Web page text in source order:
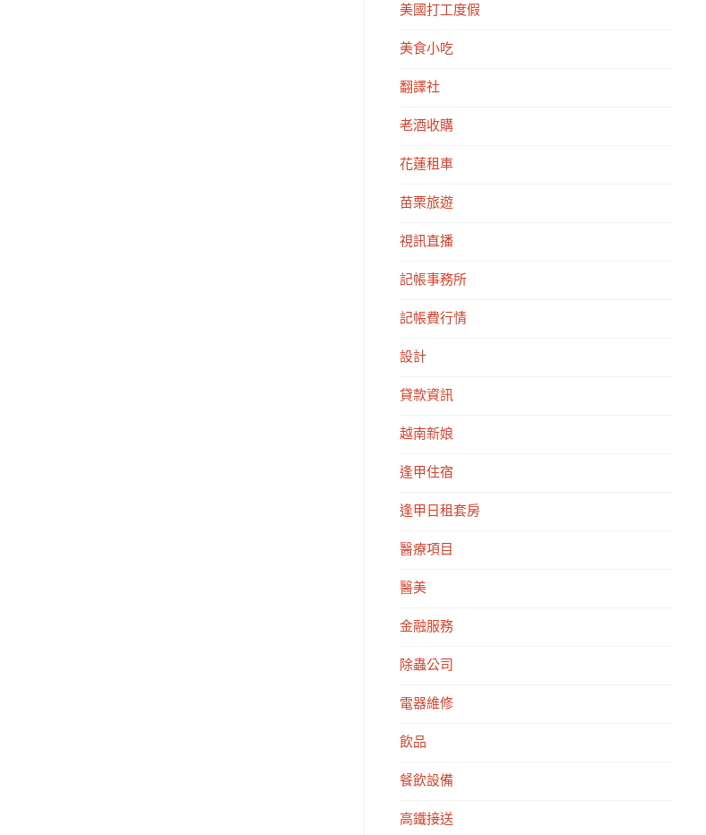
美國打工度假
美食小吃
翻譯社
老酒收購
花蓮租車
苗栗旅遊
視訊直播
記帳事務所
記帳費行情
設計
貸款資訊
越南新娘
逢甲住宿
逢甲日租套房
醫療項目
醫美
金融服務
除蟲公司
電器維修
飲品
餐飲設備
高鐵接送